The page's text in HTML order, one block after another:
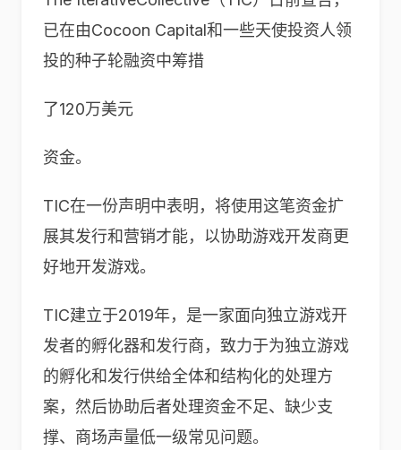
已在由Cocoon Capital和一些天使投资人领
投的种子轮融资中筹措
了120万美元
资金。
TIC在一份声明中表明，将使用这笔资金扩
展其发行和营销才能，以协助游戏开发商更
好地开发游戏。
TIC建立于2019年，是一家面向独立游戏开
发者的孵化器和发行商，致力于为独立游戏
的孵化和发行供给全体和结构化的处理方
案，然后协助后者处理资金不足、缺少支
撑、商场声量低一级常见问题。